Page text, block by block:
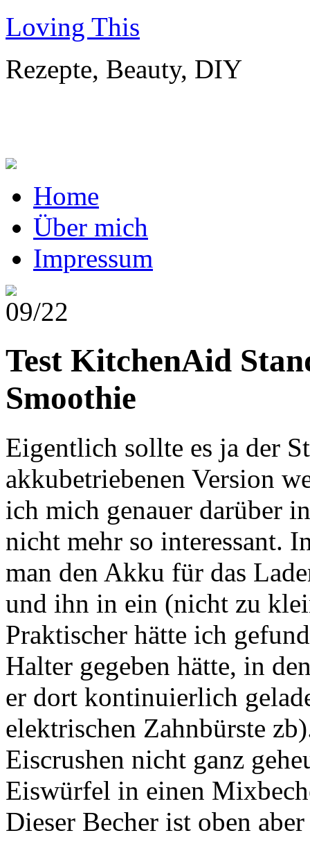
Loving This
Rezepte, Beauty, DIY
Home
Über mich
Impressum
09/22
Test KitchenAid
Smoothie
Eigentlich sollte es ja der
akkubetriebenen Version
ich mich genauer darüber
nicht mehr so interessant.
man den Akku für das
und ihn in ein (nicht zu
Praktischer hätte ich
Halter gegeben hätte, in
er dort kontinuierlich
elektrischen Zahnbürste
Eiscrushen nicht ganz
Eiswürfel in einen
Dieser Becher ist oben